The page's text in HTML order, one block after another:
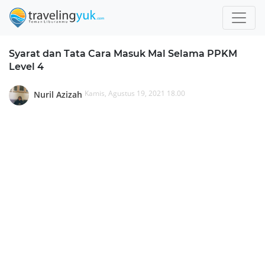
Syarat dan Tata Cara Masuk Mal Selama PPKM
Level 4
Nuril Azizah Kamis, Agustus 19, 2021 18.00